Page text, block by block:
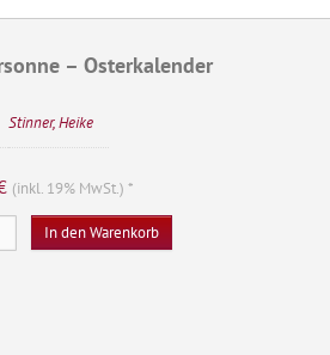
– Osterkalender
Stinner, Heike
(inkl. 19% MwSt.) *
In den Warenkorb